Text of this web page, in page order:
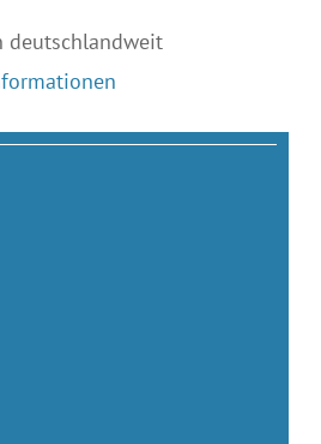
deutschlandweit